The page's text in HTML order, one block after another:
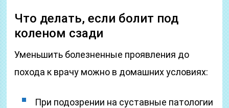
Что делать, если болит под
коленом сзади
Уменьшить болезненные проявления до
похода к врачу можно в домашних условиях:
При подозрении на суставные патологии